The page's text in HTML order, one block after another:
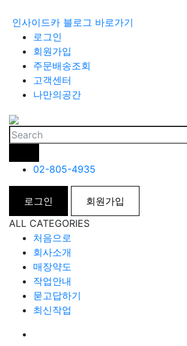
인사이드카 블로그 바로가기
로그인
회원가입
주문배송조회
고객센터
나만의공간
02-805-4935
로그인
회원가입
ALL CATEGORIES
처음으로
회사소개
매장약도
작업안내
묻고답하기
최신작업